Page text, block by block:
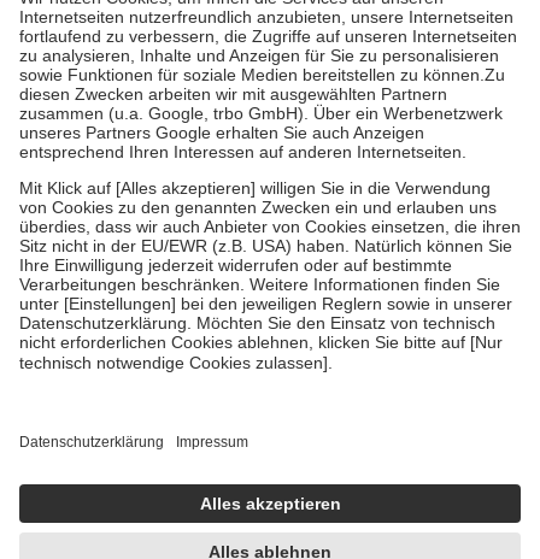
Kosten der Leistung zu entrichten.
Diese Regeln gelten grundsätzlich auch für Online-Apotheken.
Bei Heilmitteln und häuslicher Krankenpflege beträgt die
Zuzahlung zehn Prozent der Kosten sowie zehn Euro je
Verordnung.
Um das Engagement der Versicherten für ihre eigene Gesundheit zu
stärken und die besondere Stellung der Familie zu unterstützen,
fallenkeine Zuzahlungenan bei:
• Kindern und Jugendlichen bis zum vollendeten 18. Lebensjahr
mit Ausnahme der Fahrkosten
• Untersuchungen zur Vorsorge und Früherkennung, die von der
GKV getragen werden
• empfohlenen Schutzimpfungen
• Harn- und Blutteststreifen
getroffen, um sicherzustellen, dass es sich um echte Bewertungen
https://help.etrusted.com/hc/de/articles/4419944605341
Einige Bilder und Inhalte wurden unter Zuhilfenahme künstlicher